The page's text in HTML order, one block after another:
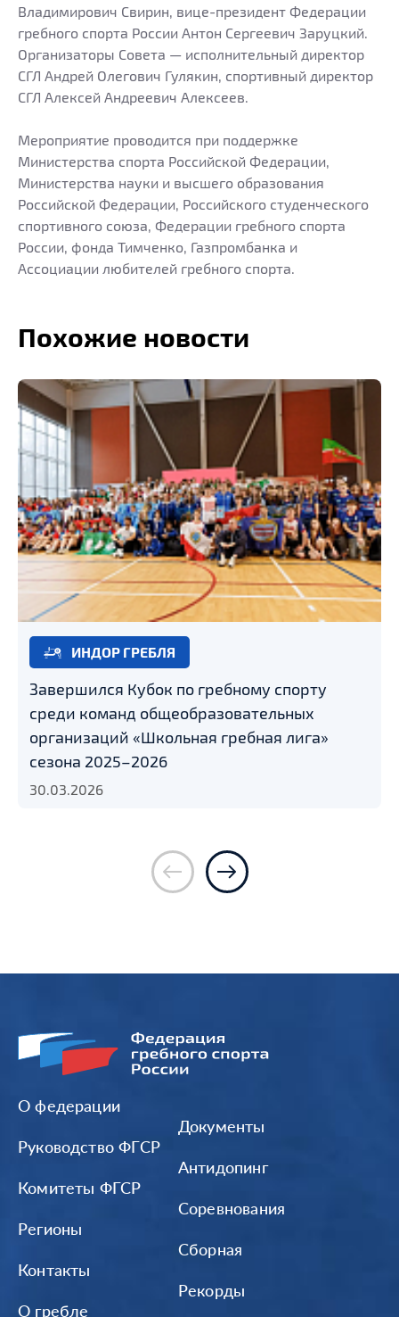
Владимирович Свирин, вице-президент Федерации
гребного спорта России Антон Сергеевич Заруцкий.
Организаторы Совета — исполнительный директор
СГЛ Андрей Олегович Гулякин, спортивный директор
СГЛ Алексей Андреевич Алексеев.
Мероприятие проводится при поддержке
Министерства спорта Российской Федерации,
Министерства науки и высшего образования
Российской Федерации, Российского студенческого
спортивного союза, Федерации гребного спорта
России, фонда Тимченко, Газпромбанка и
Ассоциации любителей гребного спорта.
Похожие новости
ИНДОР ГРЕБЛЯ
Завершился Кубок по гребному спорту
среди команд общеобразовательных
организаций «Школьная гребная лига»
сезона 2025–2026
30.03.2026
О федерации
Руководство ФГСР
Комитеты ФГСР
Регионы
Контакты
О гребле
Документы
Антидопинг
Соревнования
Сборная
Рекорды